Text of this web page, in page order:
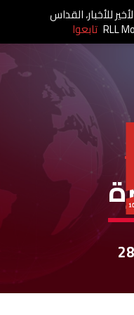
للأخبار، القداس
تابعوا